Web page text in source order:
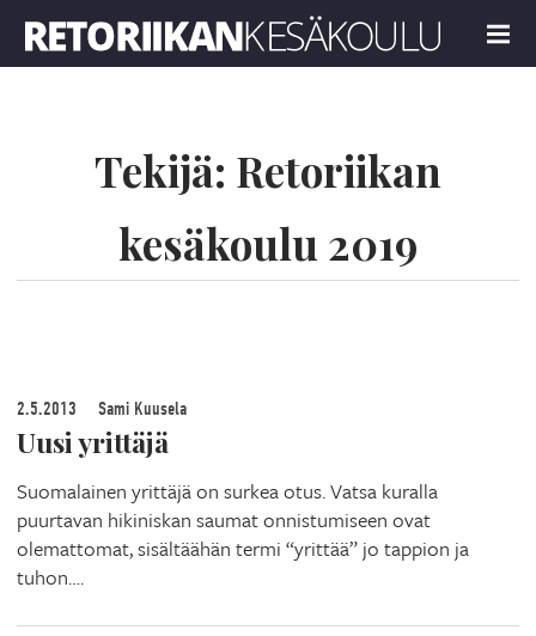
MENU
Tekijä: Retoriikan
kesäkoulu 2019
2.5.2013 Sami Kuusela
Uusi yrittäjä
Suomalainen yrittäjä on surkea otus. Vatsa kuralla
puurtavan hikiniskan saumat onnistumiseen ovat
olemattomat, sisältäähän termi “yrittää” jo tappion ja
tuhon….